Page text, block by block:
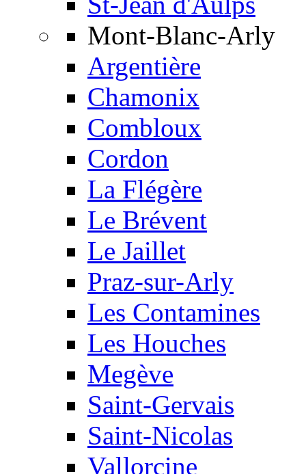
Mont-Blanc-Arly
Argentière
Chamonix
Combloux
Cordon
La Flégère
Le Brévent
Le Jaillet
Praz-sur-Arly
Les Contamines
Les Houches
Megève
Saint-Gervais
Saint-Nicolas
Vallorcine